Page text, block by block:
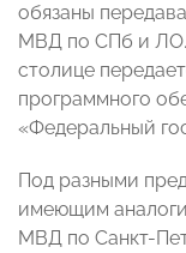
обязаны
МВД по СПб и ЛО.
столице
программного
«Федеральный
Под разными
имеющим
МВД по Санкт-